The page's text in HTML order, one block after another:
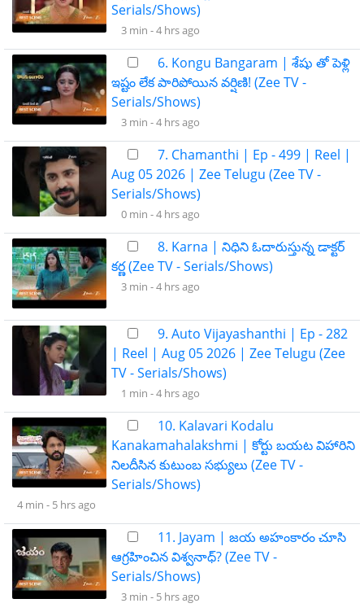
Serials/Shows)
3 min -4 hrs ago
6. Kongu Bangaram | శేషు తో పెళ్లి
ఇష్టం లేక పారిపోయిన వర్షిణి! (Zee TV -
Serials/Shows)
3 min -4 hrs ago
7. Chamanthi | Ep - 499 | Reel |
Aug 05 2026 | Zee Telugu (Zee TV -
Serials/Shows)
0 min -4 hrs ago
8. Karna | నిధిని ఓదారుస్తున్న డాక్టర్
కర్ణ (Zee TV - Serials/Shows)
3 min -4 hrs ago
9. Auto Vijayashanthi | Ep - 282
| Reel | Aug 05 2026 | Zee Telugu (Zee
TV - Serials/Shows)
1 min -4 hrs ago
10. Kalavari Kodalu
Kanakamahalakshmi | కోర్టు బయట విహారిని
నిలదీసిన కుటుంబ సభ్యులు (Zee TV -
Serials/Shows)
4 min - 5 hrs ago
11. Jayam | జయ అహంకారం చూసి
ఆగ్రహించిన విశ్వనాధ్? (Zee TV -
Serials/Shows)
3 min - 5 hrs ago